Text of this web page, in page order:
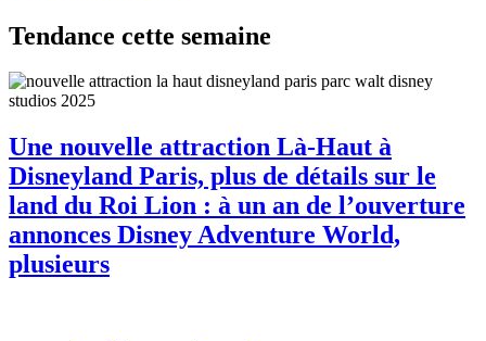
Tendance cette semaine
Une nouvelle attraction Là-Haut à
Disneyland Paris, plus de détails sur le
land du Roi Lion : à un an de l’ouverture
annonces Disney Adventure World,
plusieurs